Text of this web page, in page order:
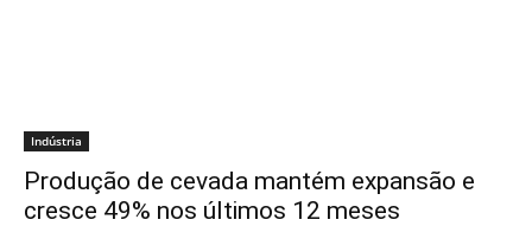
Indústria
Produção de cevada mantém expansão e
cresce 49% nos últimos 12 meses